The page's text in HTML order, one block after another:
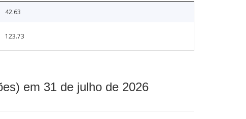
42.63
123.73
em 31 de julho de 2026